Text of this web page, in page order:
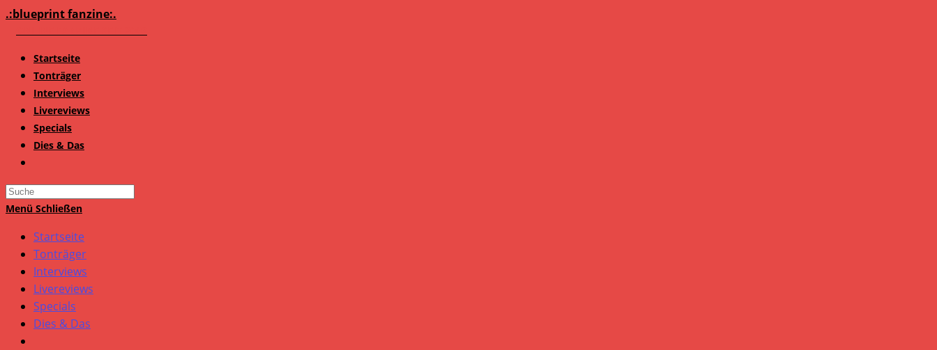
Zum
.:blueprint fanzine:.
Startseite
Tonträger
Interviews
Livereviews
Specials
Dies & Das
Search
this
Menü Schließen
Startseite
Tonträger
Interviews
Livereviews
Specials
Dies & Das